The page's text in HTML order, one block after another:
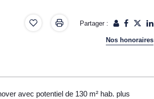
Partager :
Nos honoraires
avec potentiel de 130 m² hab. plus